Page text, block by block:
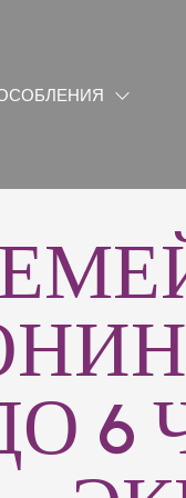
6